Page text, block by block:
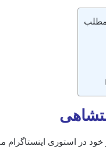
در استوری اینستاگرام